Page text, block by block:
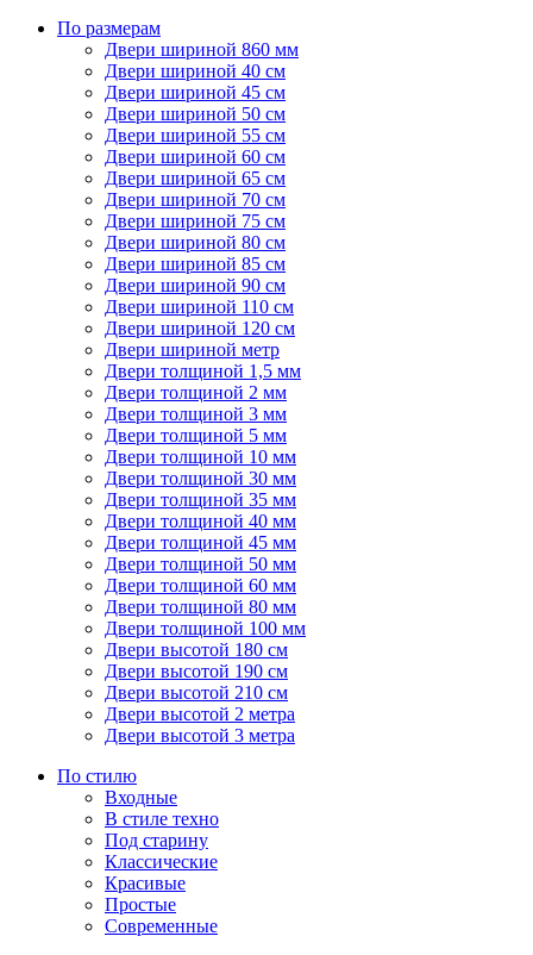
По размерам
Двери шириной 860 мм
Двери шириной 40 см
Двери шириной 45 см
Двери шириной 50 см
Двери шириной 55 см
Двери шириной 60 см
Двери шириной 65 см
Двери шириной 70 см
Двери шириной 75 см
Двери шириной 80 см
Двери шириной 85 см
Двери шириной 90 см
Двери шириной 110 см
Двери шириной 120 см
Двери шириной метр
Двери толщиной 1,5 мм
Двери толщиной 2 мм
Двери толщиной 3 мм
Двери толщиной 5 мм
Двери толщиной 10 мм
Двери толщиной 30 мм
Двери толщиной 35 мм
Двери толщиной 40 мм
Двери толщиной 45 мм
Двери толщиной 50 мм
Двери толщиной 60 мм
Двери толщиной 80 мм
Двери толщиной 100 мм
Двери высотой 180 см
Двери высотой 190 см
Двери высотой 210 см
Двери высотой 2 метра
Двери высотой 3 метра
По стилю
Входные
В стиле техно
Под старину
Классические
Красивые
Простые
Современные